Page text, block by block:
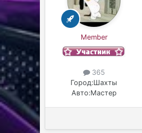
Member
365
Город:Шахты
Авто:Мастер